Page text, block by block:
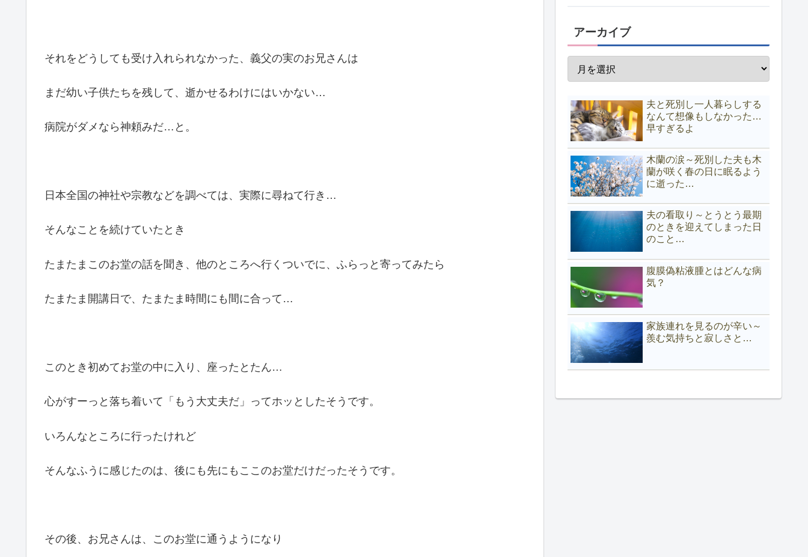
それをどうしても受け入れられなかった、義父の実のお兄さんは
まだ幼い子供たちを残して、逝かせるわけにはいかない…
病院がダメなら神頼みだ…と。
日本全国の神社や宗教などを調べては、実際に尋ねて行き…
そんなことを続けていたとき
たまたまこのお堂の話を聞き、他のところへ行くついでに、ふらっと寄ってみたら
たまたま開講日で、たまたま時間にも間に合って…
このとき初めてお堂の中に入り、座ったとたん…
心がすーっと落ち着いて「もう大丈夫だ」ってホッとしたそうです。
いろんなところに行ったけれど
そんなふうに感じたのは、後にも先にもここのお堂だけだったそうです。
その後、お兄さんは、このお堂に通うようになり
アーカイブ
夫と死別し一人暮らしする
なんて想像もしなかった…
早すぎるよ
木蘭の涙～死別した夫も木
蘭が咲く春の日に眠るよう
に逝った…
夫の看取り～とうとう最期
のときを迎えてしまった日
のこと…
腹膜偽粘液腫とはどんな病
気？
家族連れを見るのが辛い～
羨む気持ちと寂しさと…